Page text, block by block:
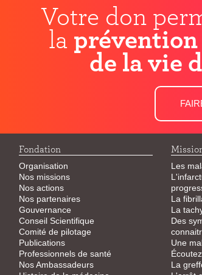
Votre don
la
de la vie
Fondation
Organisation
Nos missions
Nos actions
Nos partenaires
Gouvernance
Conseil Scientifique
Comité de pilotage
Publications
Professionnels de santé
Nos Ambassadeurs
Les
La
La
Des
Une
La